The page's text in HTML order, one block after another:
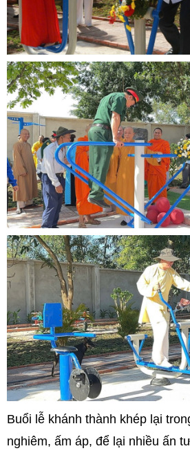
Buổi lễ khánh thành khép lại
nghiêm, ấm áp, để lại nhiều ấn